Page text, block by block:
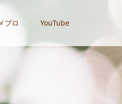
ブロ YouTube